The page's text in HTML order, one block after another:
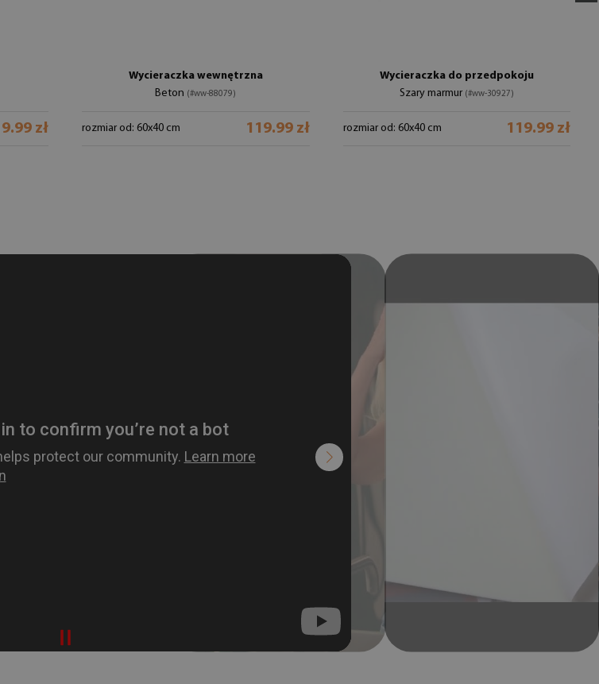
zł
Wycieraczka wewnętrzna
Beton (#ww-88079)
rozmiar od: 60x40 cm 119.99 zł
Wycieraczka do przedpokoju
Szary marmur (#ww-30927)
rozmiar od: 60x40 cm 119.99 zł